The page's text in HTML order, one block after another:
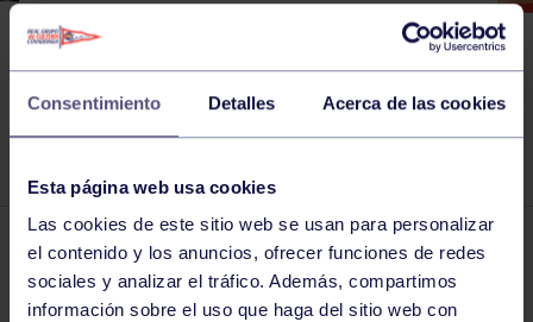
Consentimiento Detalles Acerca de las cookies
Esta página web usa cookies
Las cookies de este sitio web se usan para personalizar
el contenido y los anuncios, ofrecer funciones de redes
sociales y analizar el tráfico. Además, compartimos
información sobre el uso que haga del sitio web con
COVADONGA Y LIBERBANK
PROLONGAN SU CONVENIO
DE COLABORACIÓN, QUE
El grupo en prensa 24 JUL 2015
Comparte